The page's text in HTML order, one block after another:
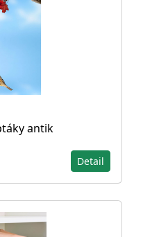
antik
Detail